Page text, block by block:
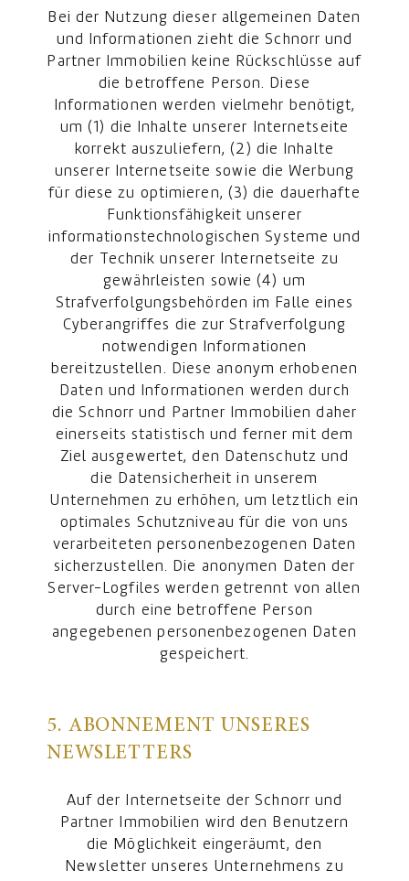
Bei der Nutzung dieser allgemeinen Daten
und Informationen zieht die Schnorr und
Partner Immobilien keine Rückschlüsse auf
die betroffene Person. Diese
Informationen werden vielmehr benötigt,
um (1) die Inhalte unserer Internetseite
korrekt auszuliefern, (2) die Inhalte
unserer Internetseite sowie die Werbung
für diese zu optimieren, (3) die dauerhafte
Funktionsfähigkeit unserer
informationstechnologischen Systeme und
der Technik unserer Internetseite zu
gewährleisten sowie (4) um
Strafverfolgungsbehörden im Falle eines
Cyberangriffes die zur Strafverfolgung
notwendigen Informationen
bereitzustellen. Diese anonym erhobenen
Daten und Informationen werden durch
die Schnorr und Partner Immobilien daher
einerseits statistisch und ferner mit dem
Ziel ausgewertet, den Datenschutz und
die Datensicherheit in unserem
Unternehmen zu erhöhen, um letztlich ein
optimales Schutzniveau für die von uns
verarbeiteten personenbezogenen Daten
sicherzustellen. Die anonymen Daten der
Server-Logfiles werden getrennt von allen
durch eine betroffene Person
angegebenen personenbezogenen Daten
gespeichert.
5. ABONNEMENT UNSERES
NEWSLETTERS
Auf der Internetseite der Schnorr und
Partner Immobilien wird den Benutzern
die Möglichkeit eingeräumt, den
Newsletter unseres Unternehmens zu